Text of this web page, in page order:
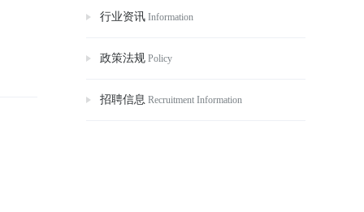
行业资讯 Information
政策法规 Policy
招聘信息 Recruitment Information